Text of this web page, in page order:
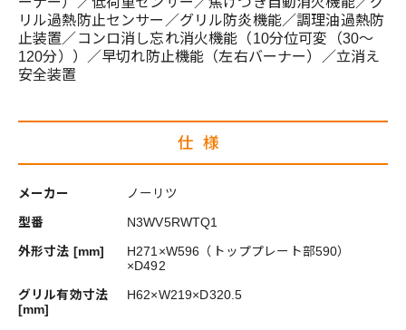
リル過熱防止センサー／グリル防炎機能／調理油過熱防
止装置／コンロ消し忘れ消火機能（10分位可変（30～
120分））／早切れ防止機能（左右バーナー）／立消え
安全装置
仕様
メーカー ノーリツ
型番 N3WV5RWTQ1
外形寸法 [mm]
H271×W596（トッププレート部590）
×D492
グリル有効寸法
[mm]
H62×W219×D320.5